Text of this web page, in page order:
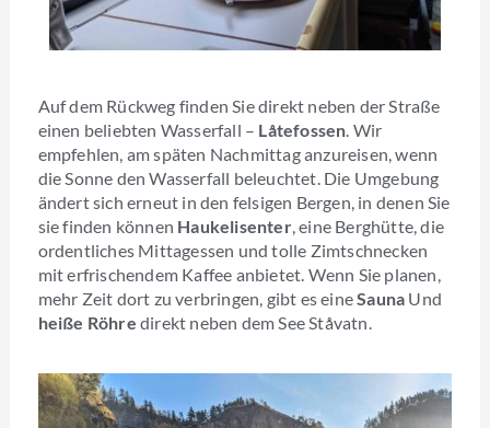
Auf dem Rückweg finden Sie direkt neben der Straße
einen beliebten Wasserfall – Låtefossen. Wir
empfehlen, am späten Nachmittag anzureisen, wenn
die Sonne den Wasserfall beleuchtet. Die Umgebung
ändert sich erneut in den felsigen Bergen, in denen Sie
sie finden können Haukelisenter, eine Berghütte, die
ordentliches Mittagessen und tolle Zimtschnecken
mit erfrischendem Kaffee anbietet. Wenn Sie planen,
mehr Zeit dort zu verbringen, gibt es eineSauna Und
heiße Röhre direkt neben dem See Ståvatn.